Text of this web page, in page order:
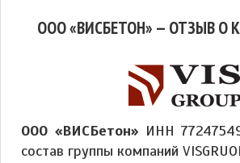
ООО «ВИСБЕТОН» — ОТЗЫВ О
ООО «ВИСБетон»ИНН
состав группы компаний